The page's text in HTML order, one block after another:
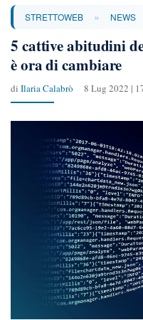
STRETTOWEB » NEWS
5 cattive abitudini
è ora di cambiare
di Ilaria Calabrò 8 Lug 2022 |